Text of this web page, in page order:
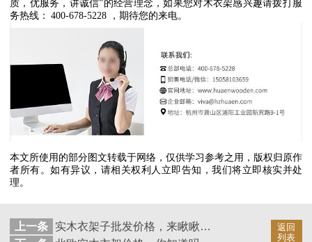
质，优服务，讲诚信”的经营理念，如果您对木衣架感兴趣请拨打服
务热线： 400-678-5228 ，期待您的来电。
本文所使用的部分图文转载于网络，仅供学习参考之用，版权归原作
者所有。如有异议，请相关权利人立即告知，我们将立即核实并处
理。
返回
列表
上一条
实木衣架子批发价格，来瞅瞅来看看【华恩衣架】